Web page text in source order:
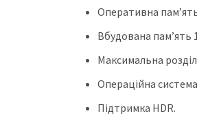
Оперативна
Вбудована пам’ять
Максимальна
Операційна
Підтримка HDR.